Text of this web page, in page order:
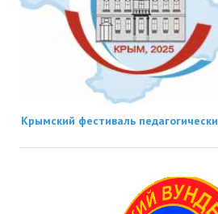
Крымский фестиваль